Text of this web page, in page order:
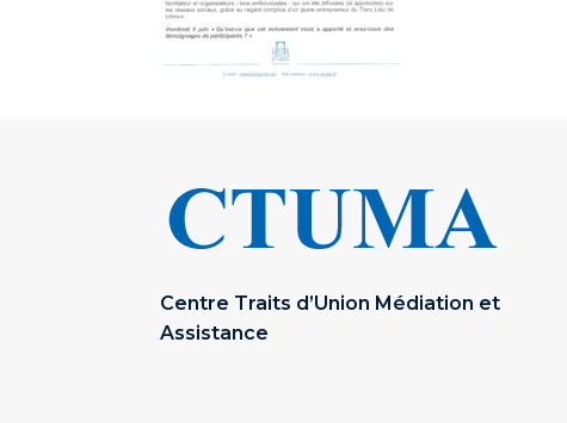
Centre Traits d’Union Médiation et
Assistance